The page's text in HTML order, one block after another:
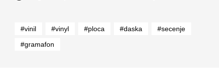
#vinil #vinyl #ploca #daska
#secenje
#gramafon